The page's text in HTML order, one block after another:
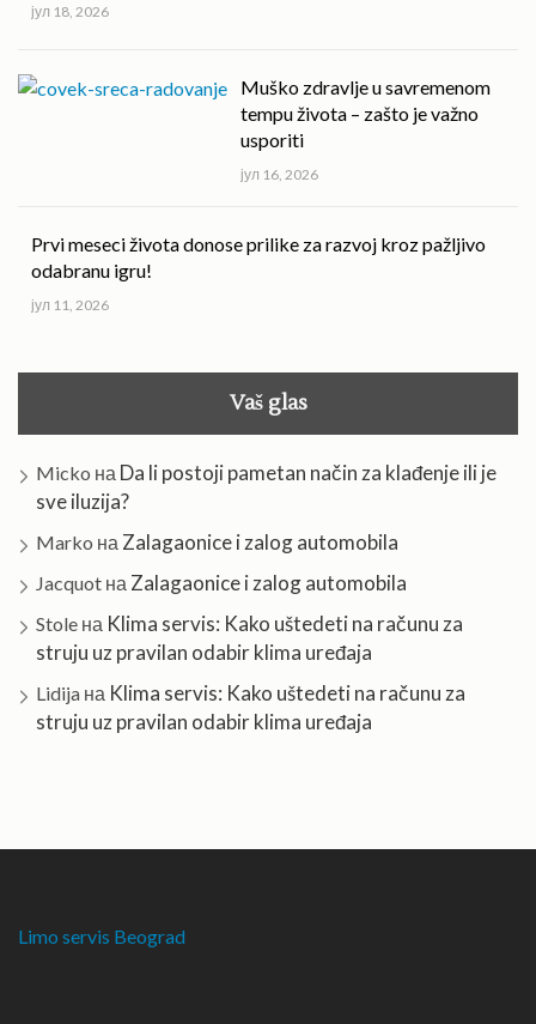
јул 18, 2026
Muško zdravlje u savremenom
tempu života – zašto je važno
usporiti
јул 16, 2026
Prvi meseci života donose prilike za razvoj kroz pažljivo
odabranu igru!
јул 11, 2026
Vaš glas
Micko на Da li postoji pametan način za klađenje ili je
sve iluzija?
Marko на Zalagaonice i zalog automobila
Jacquot на Zalagaonice i zalog automobila
Stole на Klima servis: Kako uštedeti na računu za
struju uz pravilan odabir klima uređaja
Lidija на Klima servis: Kako uštedeti na računu za
struju uz pravilan odabir klima uređaja
Limo servis Beograd